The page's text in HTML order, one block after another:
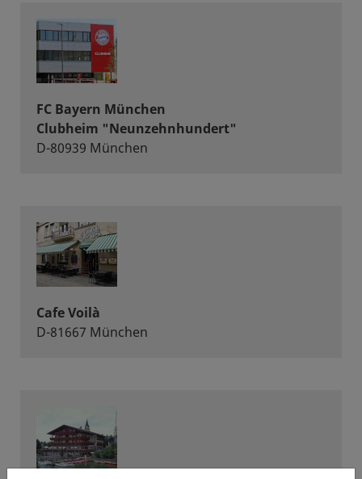
FC Bayern München
Clubheim "Neunzehnhundert"
D-80939 München
Cafe Voilà
D-81667 München